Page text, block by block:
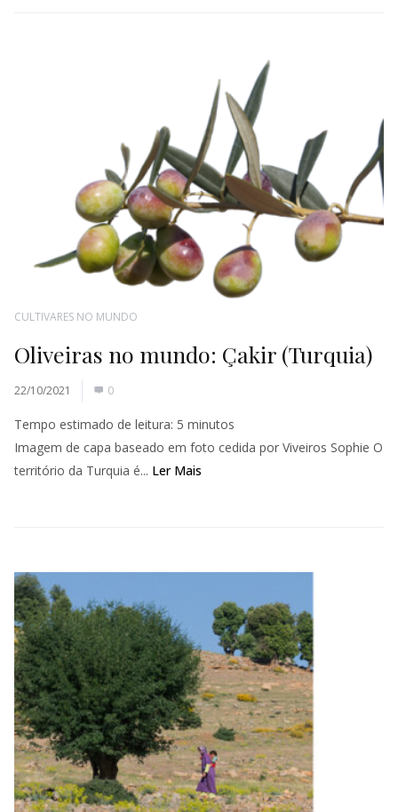
CULTIVARES NO MUNDO
Oliveiras no mundo: Çakir (Turquia)
22/10/2021 0
Tempo estimado de leitura: 5 minutos
Imagem de capa baseado em foto cedida por Viveiros Sophie O
território da Turquia é... Ler Mais